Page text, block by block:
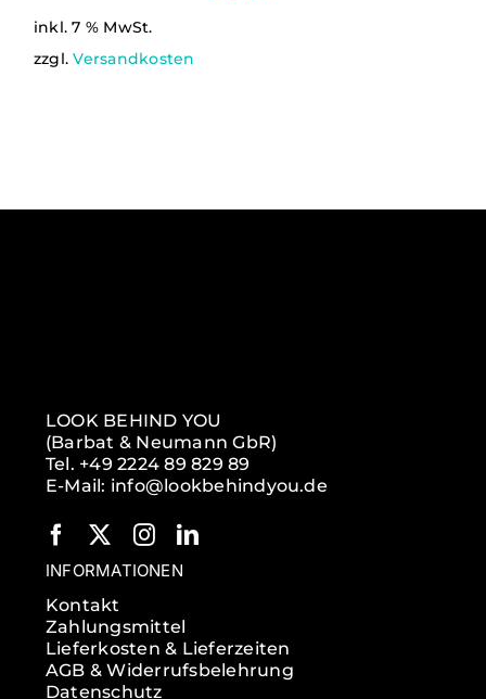
inkl. 7 % MwSt.
zzgl.Versandkosten
LOOK BEHIND YOU
(Barbat & Neumann GbR)
Tel. +49 2224 89 829 89
E-Mail: info@lookbehindyou.de
INFORMATIONEN
Kontakt
Zahlungsmittel
Lieferkosten & Lieferzeiten
AGB & Widerrufsbelehrung
Datenschutz